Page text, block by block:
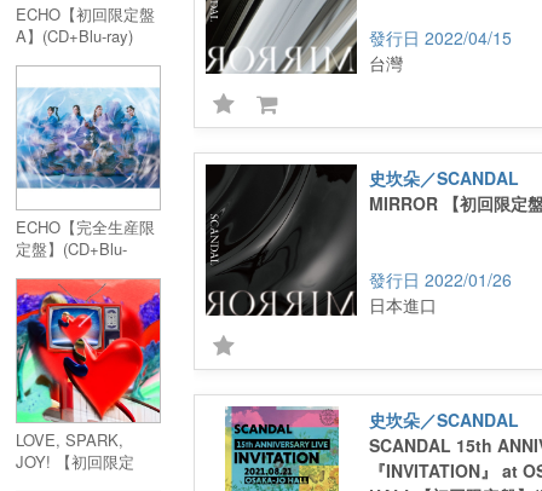
ECHO【初回限定盤
A】(CD+Blu-ray)
ECHO【完全生産限
定盤】(CD+Blu-
LOVE, SPARK,
JOY! 【初回限定
2022/04/15
台灣
史坎朵／SCANDAL
MIRROR 【初回限定
2022/01/26
日本進口
史坎朵／SCANDAL
SCANDAL 15th
『INVITATION』 at